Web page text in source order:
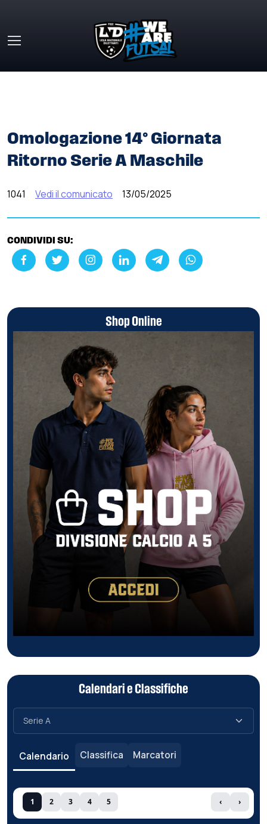
Omologazione 14° Giornata
Ritorno Serie A Maschile
1041 Vedi il comunicato 13/05/2025
CONDIVIDI SU:
Shop Online
Calendari e Classifiche
Calendario Classifica Marcatori
1 2 3 4 5 ‹ ›